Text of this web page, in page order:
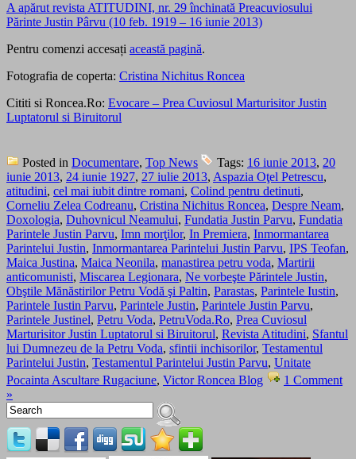
A apărut revista ATITUDINI, nr. 29 închinată Preacuviosului
Părinte Justin Pârvu (10 feb. 1919 – 16 iunie 2013)
Pentru comenzi accesați această pagină.
Fotografia de coperta: Cristina Nichitus Roncea
Cititi si Roncea.Ro: Evocare – Prea Cuviosul Marturisitor Justin
Luptatorul si Biruitorul
Posted in Documentare, Top News Tags: 16 iunie 2013, 20
iunie 2013, 24 iunie 1927, 27 iulie 2013, Aspazia Oţel Petrescu,
atitudini, cel mai iubit dintre romani, Colind pentru detinuti,
Corneliu Zelea Codreanu, Cristina Nichitus Roncea, Despre Neam,
Doxologia, Duhovnicul Neamului, Fundatia Justin Parvu, Fundatia
Parintele Justin Parvu, Imn morţilor, In Premiera, Inmormantarea
Parintelui Justin, Inmormantarea Parintelui Justin Parvu, IPS Teofan,
Maica Justina, Maica Neonila, manastirea petru voda, Martirii
anticomunisti, Miscarea Legionara, Ne vorbeşte Părintele Justin,
Obştile Mănăstirilor Petru Vodă şi Paltin, Parastas, Parintele Iustin,
Parintele Iustin Parvu, Parintele Justin, Parintele Justin Parvu,
Parintele Justinel, Petru Voda, PetruVoda.Ro, Prea Cuviosul
Marturisitor Justin Luptatorul si Biruitorul, Revista Atitudini, Sfantul
lui Dumnezeu de la Petru Voda, sfintii inchisorilor, Testamentul
Parintelui Justin, Testamentul Parintelui Justin Parvu, Unitate
Pocainta Ascultare Rugaciune, Victor Roncea Blog
1 Comment
»